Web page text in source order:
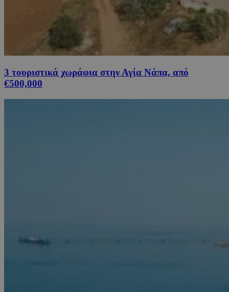
3 τουριστικά χωράφια στην Αγία Νάπα, από
€500,000